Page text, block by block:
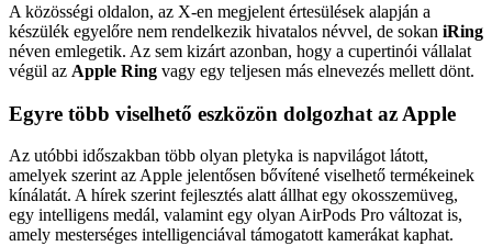
A közösségi oldalon, az X-en megjelent értesülések alapján a
készülék egyelőre nem rendelkezik hivatalos névvel, de sokan iRing
néven emlegetik. Az sem kizárt azonban, hogy a cupertinói vállalat
végül az Apple Ring vagy egy teljesen más elnevezés mellett dönt.
Egyre több viselhető eszközön dolgozhat az Apple
Az utóbbi időszakban több olyan pletyka is napvilágot látott,
amelyek szerint az Apple jelentősen bővítené viselhető termékeinek
kínálatát. A hírek szerint fejlesztés alatt állhat egy okosszemüveg,
egy intelligens medál, valamint egy olyan AirPods Pro változat is,
amely mesterséges intelligenciával támogatott kamerákat kaphat.